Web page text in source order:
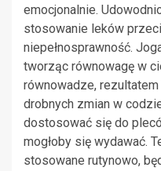
emocjonalnie.
stosowanie leków
niepełnosprawność.
tworząc równowagę w
równowadze,
drobnych zmian w
dostosować się do
mogłoby się wydawać.
stosowane rutynowo,